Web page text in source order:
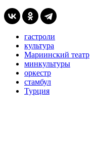
гастроли
культура
Мариинский театр
минкультуры
оркестр
стамбул
Турция